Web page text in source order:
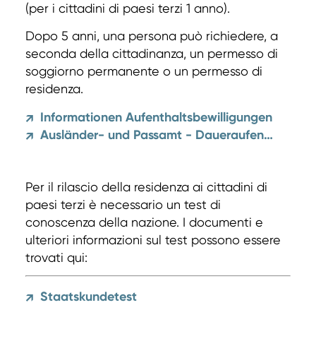
(per i cittadini di paesi terzi 1 anno).
Dopo 5 anni, una persona può richiedere, a
seconda della cittadinanza, un permesso di
soggiorno permanente o un permesso di
residenza.
↗ Informationen Aufenthaltsbewilligungen
↗ Ausländer- und Passamt - Daueraufenthalt und Niederlassung
Per il rilascio della residenza ai cittadini di
paesi terzi è necessario un test di
conoscenza della nazione. I documenti e
ulteriori informazioni sul test possono essere
trovati qui:
↗ Staatskundetest